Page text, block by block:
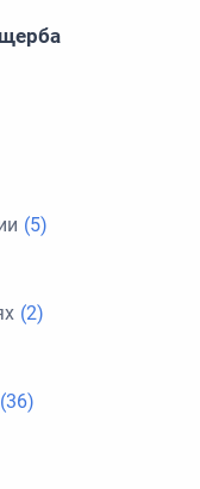
(5)
(2)
(36)